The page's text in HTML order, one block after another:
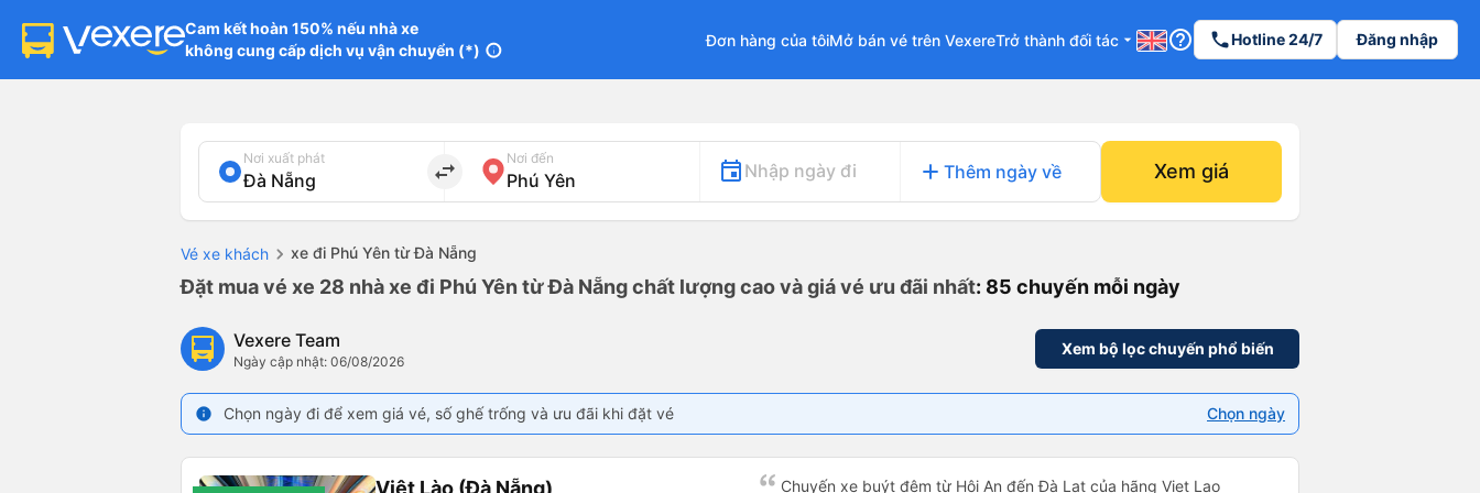
Cam kết hoàn 150% nếu nhà xe
không cung cấp dịch vụ vận chuyển (*) info
Đơn hàng của tôiMở bán vé trên VexereTrở thành đối tác arrow_drop_down help_outline phoneHotline 24/7 Đăng nhập
Nơi xuất phát
import_export
Nơi đến
Nhập ngày đi add Thêm ngày về Xem giá
Vé xe khách xe đi Phú Yên từ Đà Nẵng
Đặt mua vé xe 28 nhà xe đi Phú Yên từ Đà Nẵng chất lượng cao và giá vé ưu đãi nhất: 85 chuyến mỗi ngày
Vexere Team
Ngày cập nhật: 06/08/2026
Xem bộ lọc chuyến phổ biến
info Chọn ngày đi để xem giá vé, số ghế trống và ưu đãi khi đặt vé Chọn ngày
Việt Lào (Đà Nẵng)
Chuyến xe buýt đêm từ Hội An đến Đà Lạt của hãng Viet Lao